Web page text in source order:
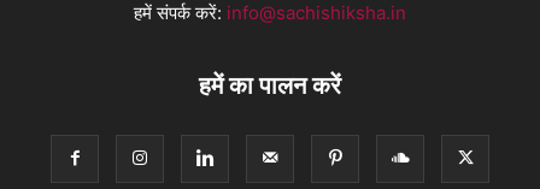
हमें संपर्क करें: info@sachishiksha.in
हमें का पालन करें